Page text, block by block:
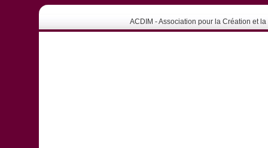
ACDIM - Association pour la Création et